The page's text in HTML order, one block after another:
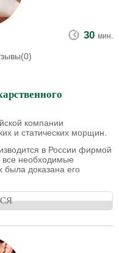
30 мин.
компании
и статических морщин.
в России фирмой
необходимые
была доказана его